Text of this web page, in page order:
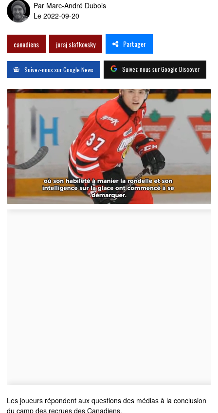
Par Marc-André Dubois
Le 2022-09-20
canadiens juraj slafkovsky Partager
Suivez-nous sur Google News Suivez-nous sur Google Discover
Les joueurs répondent aux questions des médias à la conclusion
du camp des recrues des Canadiens.